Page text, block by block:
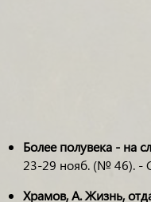
Более полувека - на
23-29 нояб. (№ 46). -
Храмов, А. Жизнь,